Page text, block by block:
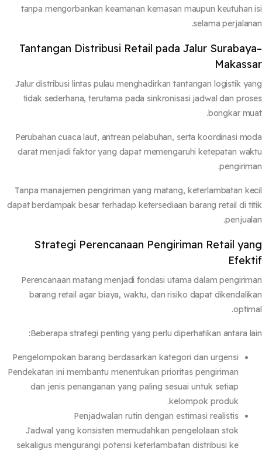
tanpa mengorbankan keamanan kemasan maupun
selama
Tantangan Distribusi Retail pada Jalur
Jalur distribusi lintas pulau menghadirkan tantangan logistik
tidak sederhana, terutama pada sinkronisasi jadwal dan
bongkar
Perubahan cuaca laut, antrean pelabuhan, serta koordinasi
darat menjadi faktor yang dapat memengaruhi ketepatan
Tanpa manajemen pengiriman yang matang, keterlambatan
dapat berdampak besar terhadap ketersediaan barang retail di
Strategi Perencanaan Pengiriman Retail
Perencanaan matang menjadi fondasi utama dalam
barang retail agar biaya, waktu, dan risiko dapat
Beberapa strategi penting yang perlu diperhatikan antara
Pengelompokan barang berdasarkan kategori dan urgensi
Pendekatan ini membantu menentukan prioritas pengiriman
dan jenis penanganan yang paling sesuai untuk setiap
kelompok produk.
Penjadwalan rutin dengan estimasi realistis
Jadwal yang konsisten memudahkan pengelolaan stok
sekaligus mengurangi potensi keterlambatan distribusi ke